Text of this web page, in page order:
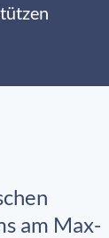
am Max-